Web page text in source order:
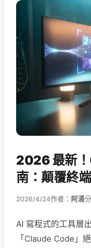
2026 最新
南：顛覆終
2026/4/24作者： 阿湯
AI 寫程式的工具層
「Claude Code」